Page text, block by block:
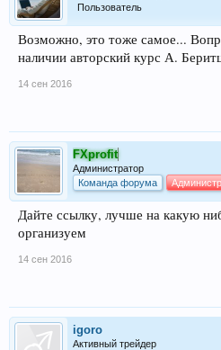
Пользователь
Возможно, это тоже самое...
наличии авторский курс А.
14 сен 2016
FXprofit
Администратор
Команда форума
Дайте ссылку, лучше на какую
организуем
14 сен 2016
igoro
Активный трейдер